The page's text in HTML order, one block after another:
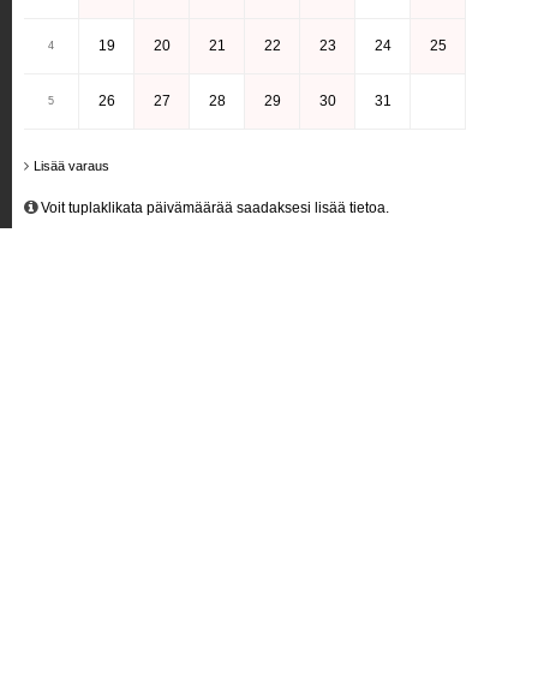
4 19 20 21 22 23 24 25
5 26 27 28 29 30 31
Lisää varaus
Voit tuplaklikata päivämäärää saadaksesi lisää tietoa.